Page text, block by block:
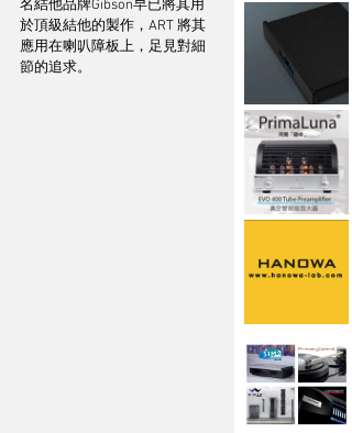
名結他品牌Gibson早已將其用
於頂級結他的製作，ART 將其
應用在喇叭障板上，足見對細
節的追求。